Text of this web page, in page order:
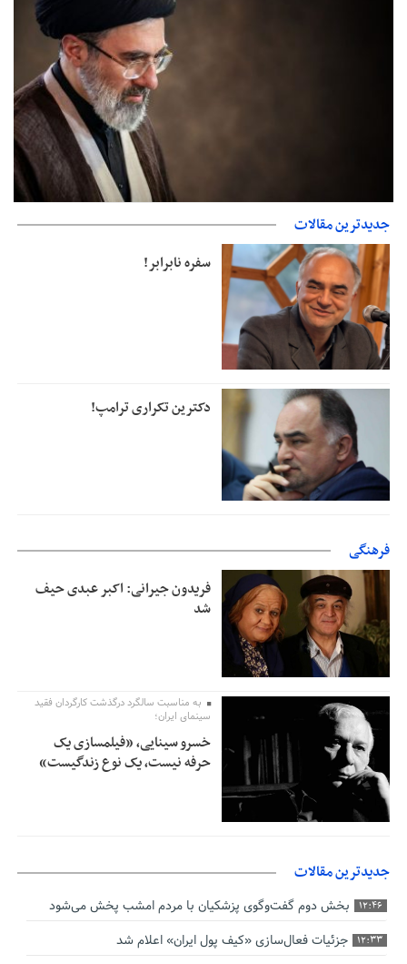
دفتر رهبر انقلاب: مطالب خارج از مراجع رسمی فاقد سندیت است
جدیدترین مقالات
سفره نابرابر!
دکترین تکراری ترامپ!
فرهنگی
فریدون جیرانی: اکبر عبدی حیف
شد
به مناسبت سالگرد درگذشت کارگردان فقید
سینمای ایران؛
خسرو سینایی، «فیلمسازی یک
حرفه نیست، یک نوع زندگیست»
جدیدترین مقالات
12:46 بخش دوم گفت‌وگوی پزشکیان با مردم امشب پخش می‌شود
12:33 جزئیات فعال‌سازی «کیف پول ایران» اعلام شد